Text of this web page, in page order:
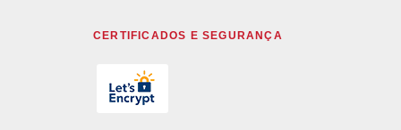
CERTIFICADOS E SEGURANÇA